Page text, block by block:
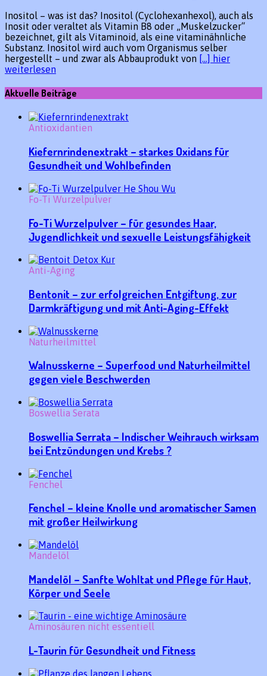
Inositol – was ist das? Inositol (Cyclohexanhexol), auch als
Inosit oder veraltet als Vitamin B8 oder „Muskelzucker“
bezeichnet, gilt als Vitaminoid, als eine vitaminähnliche
Substanz. Inositol wird auch vom Organismus selber
hergestellt – und zwar als Abbauprodukt von […] hier
weiterlesen
Aktuelle Beiträge
Antioxidantien
Kiefernrindenextrakt – starkes Oxidans für
Gesundheit und Wohlbefinden
Fo-Ti Wurzelpulver
Fo-Ti Wurzelpulver – für gesundes Haar,
Jugendlichkeit und sexuelle Leistungsfähigkeit
Anti-Aging
Bentonit – zur erfolgreichen Entgiftung, zur
Darmkräftigung und mit Anti-Aging-Effekt
Naturheilmittel
Walnusskerne – Superfood und Naturheilmittel
gegen viele Beschwerden
Boswellia Serata
Boswellia Serrata – Indischer Weihrauch wirksam
bei Entzündungen und Krebs ?
Fenchel
Fenchel – kleine Knolle und aromatischer Samen
mit großer Heilwirkung
Mandelöl
Mandelöl – Sanfte Wohltat und Pflege für Haut,
Körper und Seele
Aminosäuren nicht essentiell
L-Taurin für Gesundheit und Fitness